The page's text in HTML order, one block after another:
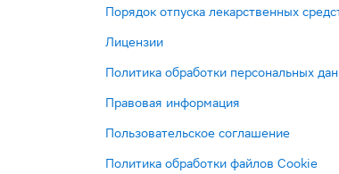
Порядок отпуска лекарственных
Лицензии
Политика обработки персональных
Правовая информация
Пользовательское соглашение
Политика обработки файлов Cookie